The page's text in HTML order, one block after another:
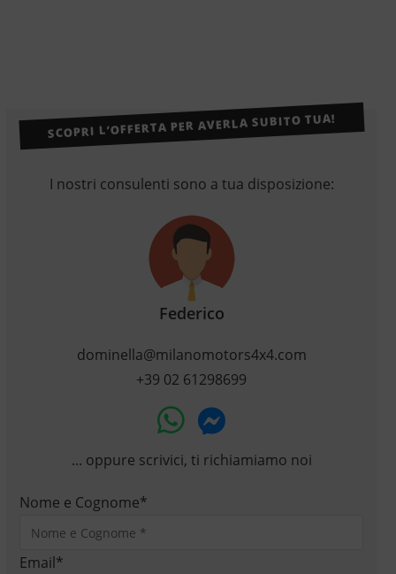
SCOPRI L’OFFERTA PER AVERLA SUBITO TUA!
I nostri consulenti sono a tua disposizione:
Federico
dominella@milanomotors4x4.com
+39 02 61298699
... oppure scrivici, ti richiamiamo noi
Nome e Cognome*
Email*